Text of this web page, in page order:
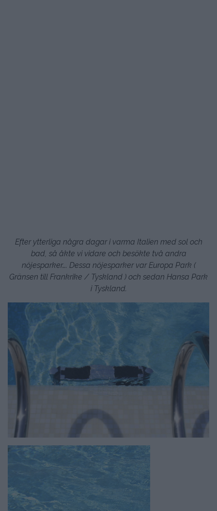
Efter ytterliga några dagar i varma Italien med sol och
bad, så åkte vi vidare och besökte två andra
nöjesparker…. Dessa nöjesparker var Europa Park (
Gränsen till Frankrike / Tyskland ) och sedan Hansa Park
i Tyskland.